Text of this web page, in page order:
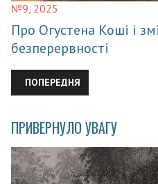
№9, 2025
Про Огустена Коші і
безперервності
ПОПЕРЕДНЯ СТАТТЯ: … В
ПОПЕРЕДНЯ
ПРИВЕРНУЛО УВАГУ